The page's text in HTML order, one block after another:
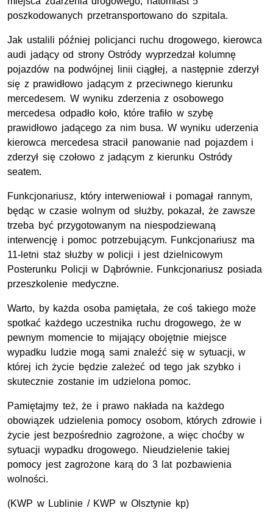
poszkodowanych przetransportowano do szpitala.
Jak ustalili później policjanci ruchu drogowego, kierowca
audi jadący od strony Ostródy wyprzedzał kolumnę
pojazdów na podwójnej linii ciągłej, a następnie zderzył
się z prawidłowo jadącym z przeciwnego kierunku
mercedesem. W wyniku zderzenia z osobowego
mercedesa odpadło koło, które trafiło w szybę
prawidłowo jadącego za nim busa. W wyniku uderzenia
kierowca mercedesa stracił panowanie nad pojazdem i
zderzył się czołowo z jadącym z kierunku Ostródy
seatem.
Funkcjonariusz, który interweniował i pomagał rannym,
będąc w czasie wolnym od służby, pokazał, że zawsze
trzeba być przygotowanym na niespodziewaną
interwencję i pomoc potrzebującym. Funkcjonariusz ma
11-letni staż służby w policji i jest dzielnicowym
Posterunku Policji w Dąbrównie. Funkcjonariusz posiada
przeszkolenie medyczne.
Warto, by każda osoba pamiętała, że coś takiego może
spotkać każdego uczestnika ruchu drogowego, że w
pewnym momencie to mijający obojętnie miejsce
wypadku ludzie mogą sami znaleźć się w sytuacji, w
której ich życie będzie zależeć od tego jak szybko i
skutecznie zostanie im udzielona pomoc.
Pamiętajmy też, że i prawo nakłada na każdego
obowiązek udzielenia pomocy osobom, których zdrowie i
życie jest bezpośrednio zagrożone, a więc choćby w
sytuacji wypadku drogowego. Nieudzielenie takiej
pomocy jest zagrożone karą do 3 lat pozbawienia
wolności.
(KWP w Lublinie / KWP w Olsztynie kp)